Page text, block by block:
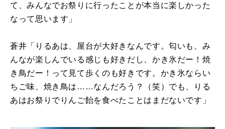
て、みんなでお祭りに行ったことが本当に楽しかった
なって思います」
蒼井「りるあは、屋台が大好きなんです。匂いも、み
んなが楽しんでいる感じも好きだし、かき氷だー！焼
き鳥だー！って見て歩くのも好きです。かき氷ならい
ちご味、焼き鳥は……なんだろう？（笑）でも、りる
あはお祭りでりんご飴を食べたことはまだないです」